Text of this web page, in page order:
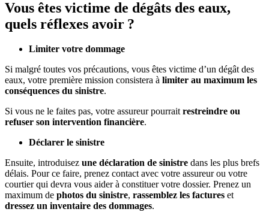
Vous êtes victime de dégâts des eaux,
quels réflexes avoir ?
Limiter votre dommage
Si malgré toutes vos précautions, vous êtes victime d’un dégât des
eaux, votre première mission consistera à limiter au maximum les
conséquences du sinistre.
Si vous ne le faites pas, votre assureur pourraitrestreindre ou
refuser son intervention financière.
Déclarer le sinistre
Ensuite, introduisez une déclaration de sinistre dans les plus brefs
délais. Pour ce faire, prenez contact avec votre assureur ou votre
courtier qui devra vous aider à constituer votre dossier. Prenez un
maximum de photos du sinistre, rassemblez les factures et
dressez un inventaire des dommages.